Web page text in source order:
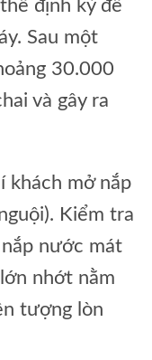
định kỳ để
Sau một
30.000
và gây ra
khách mở nắp
Kiểm tra
nước mát
nhớt nằm
tượng lòn